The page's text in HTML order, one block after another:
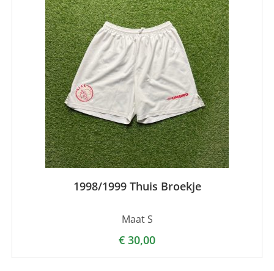
1998/1999 Thuis Broekje
Maat S
€ 30,00